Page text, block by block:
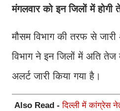
मंगलवार को इन जिलों में होगी
मौसम विभाग की तरफ से
विभाग ने इन जिलों में अति तेज
अलर्ट जारी किया गया है।
Also Read -दिल्ली में कांग्रेस